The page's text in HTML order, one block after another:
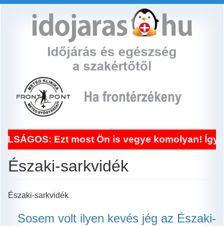
Ezt most Ön is vegye komolyan! Így
Északi-sarkvidék
Északi-sarkvidék
Sosem volt ilyen kevés jég az Északi-